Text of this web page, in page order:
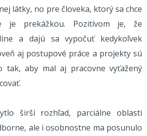
látky, no pre človeka, ktorý sa chce
je prekážkou. Pozitívom je, že
a dajú sa vypočuť kedykoľvek
aj postupové práce a projekty sú
tak, aby mal aj pracovne vyťažený
širší rozhľad, parciálne oblasti
ale i osobnostne ma posunulo